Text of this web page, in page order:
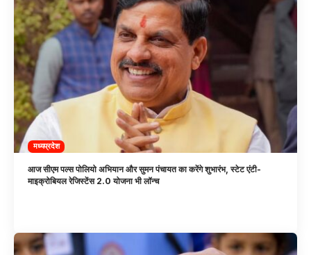
मध्यप्रदेश
आज सीएम पल्स पोलियो अभियान और सुमन पंचायत का करेंगे शुभारंभ, स्टेट एंटी-
माइक्रोबियल रेजिस्टेंस 2.0 योजना भी लॉन्च